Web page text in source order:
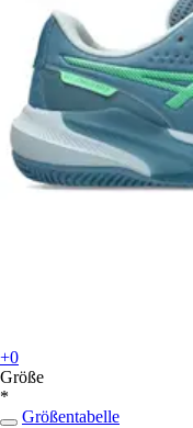
+0
Größe
*
Größentabelle